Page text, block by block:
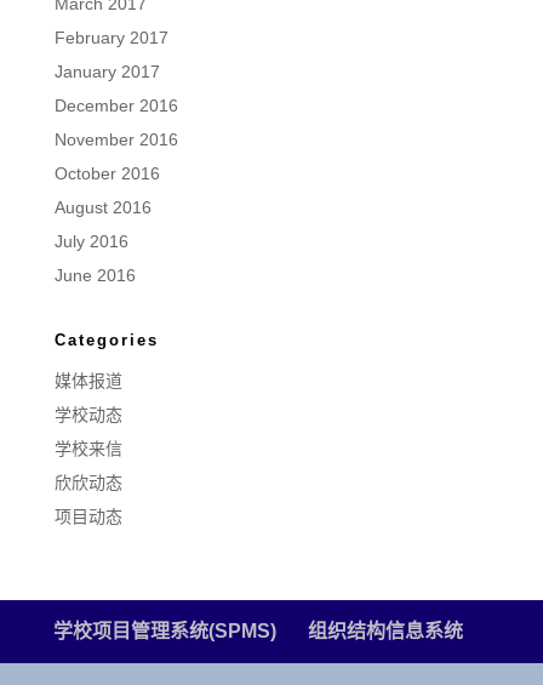
February 2017
January 2017
December 2016
November 2016
October 2016
August 2016
July 2016
June 2016
Categories
媒体报道
学校动态
学校来信
欣欣动态
项目动态
学校项目管理系统(SPMS) 组织结构信息系统